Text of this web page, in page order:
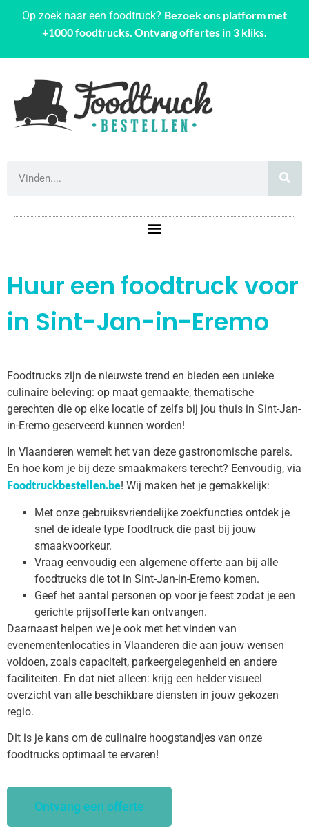
Op zoek naar een foodtruck? Bezoek ons platform met
+1000 foodtrucks. Ontvang offertes in 3 kliks.
Huur een foodtruck voor
in Sint-Jan-in-Eremo
Foodtrucks zijn de nieuwste trend en bieden een unieke
culinaire beleving: op maat gemaakte, thematische
gerechten die op elke locatie of zelfs bij jou thuis in Sint-Jan-
in-Eremo geserveerd kunnen worden!
In Vlaanderen wemelt het van deze gastronomische parels.
En hoe kom je bij deze smaakmakers terecht? Eenvoudig, via
Foodtruckbestellen.be! Wij maken het je gemakkelijk:
Met onze gebruiksvriendelijke zoekfuncties ontdek je
snel de ideale type foodtruck die past bij jouw
smaakvoorkeur.
Vraag eenvoudig een algemene offerte aan bij alle
foodtrucks die tot in Sint-Jan-in-Eremo komen.
Geef het aantal personen op voor je feest zodat je een
gerichte prijsofferte kan ontvangen.
Daarnaast helpen we je ook met het vinden van
evenementenlocaties in Vlaanderen die aan jouw wensen
voldoen, zoals capaciteit, parkeergelegenheid en andere
faciliteiten. En dat niet alleen: krijg een helder visueel
overzicht van alle beschikbare diensten in jouw gekozen
regio.
Dit is je kans om de culinaire hoogstandjes van onze
foodtrucks optimaal te ervaren!
Ontvang een offerte